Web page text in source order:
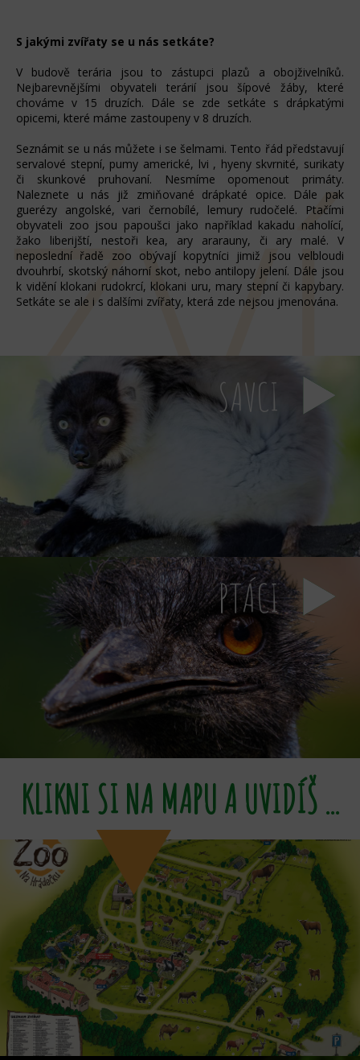
S jakými zvířaty se u nás setkáte?
V budově terária jsou to zástupci plazů a obojživelníků.
Nejbarevnějšími obyvateli terárií jsou šípové žáby, které
chováme v 15 druzích. Dále se zde setkáte s drápkatými
opicemi, které máme zastoupeny v 8 druzích.
Seznámit se u nás můžete i se šelmami. Tento řád představují
servalové stepní, pumy americké, lvi , hyeny skvrnité, surikaty
či skunkové pruhovaní. Nesmíme opomenout primáty.
Naleznete u nás již zmiňované drápkaté opice. Dále pak
guerézy angolské, vari černobílé, lemury rudočelé. Ptačími
obyvateli zoo jsou papoušci jako například kakadu naholící,
žako liberijští, nestoři kea, ary ararauny, či ary malé. V
neposlední řadě zoo obývají kopytníci jimiž jsou velbloudi
dvouhrbí, skotský náhorní skot, nebo antilopy jelení. Dále jsou
k vidění klokani rudokrcí, klokani uru, mary stepní či kapybary.
Setkáte se ale i s dalšími zvířaty, která zde nejsou jmenována.
SAVCI
PTÁCI
KLIKNI SI NA MAPU A UVIDÍŠ ...